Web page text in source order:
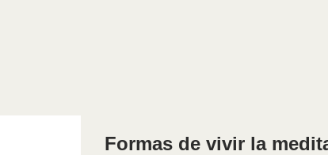
Formas de vivir la